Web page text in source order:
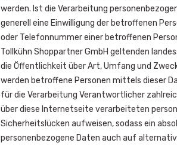
werden. Ist die Verarbeitung
generell eine Einwilligung der betroffenen
oder Telefonnummer einer betroffenen
Tollkühn Shoppartner GmbH geltenden
die Öffentlichkeit über Art, Umfang und
werden betroffene Personen mittels dieser
für die Verarbeitung Verantwortlicher
über diese Internetseite verarbeiteten
Sicherheitslücken aufweisen, sodass ein
personenbezogene Daten auch auf